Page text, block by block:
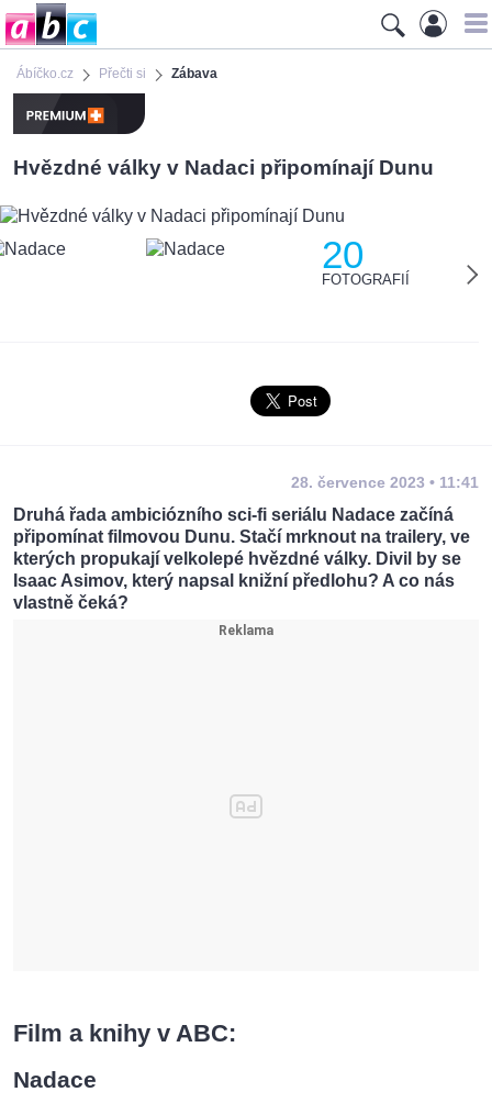
Ábíčko.cz Přečti si Zábava
Hvězdné války v Nadaci připomínají Dunu
20
FOTOGRAFIÍ
28. července 2023 • 11:41
Druhá řada ambiciózního sci-fi seriálu Nadace začíná
připomínat filmovou Dunu. Stačí mrknout na trailery, ve
kterých propukají velkolepé hvězdné války. Divil by se
Isaac Asimov, který napsal knižní předlohu? A co nás
vlastně čeká?
Film a knihy v ABC:
Nadace